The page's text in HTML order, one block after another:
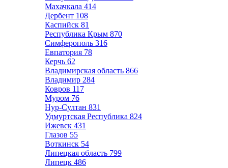
Махачкала 414
Дербент 108
Каспийск 81
Республика Крым 870
Симферополь 316
Евпатория 78
Керчь 62
Владимирская область 866
Владимир 284
Ковров 117
Муром 76
Нур-Султан 831
Удмуртская Республика 824
Ижевск 431
Глазов 55
Воткинск 54
Липецкая область 799
Липецк 486